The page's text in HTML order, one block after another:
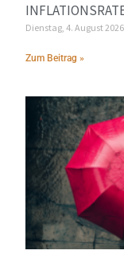
Dienstag, 4. August 2026
Zum Beitrag »